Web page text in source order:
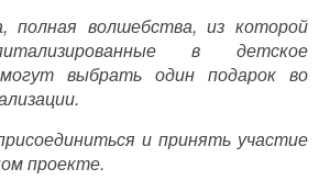
полная волшебства, из которой
в детское
выбрать один подарок во
и принять участие
проекте.